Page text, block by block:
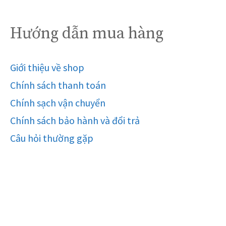
Hướng dẫn mua hàng
Giới thiệu về shop
Chính sách thanh toán
Chính sạch vận chuyển
Chính sách bảo hành và đổi trả
Câu hỏi thường gặp